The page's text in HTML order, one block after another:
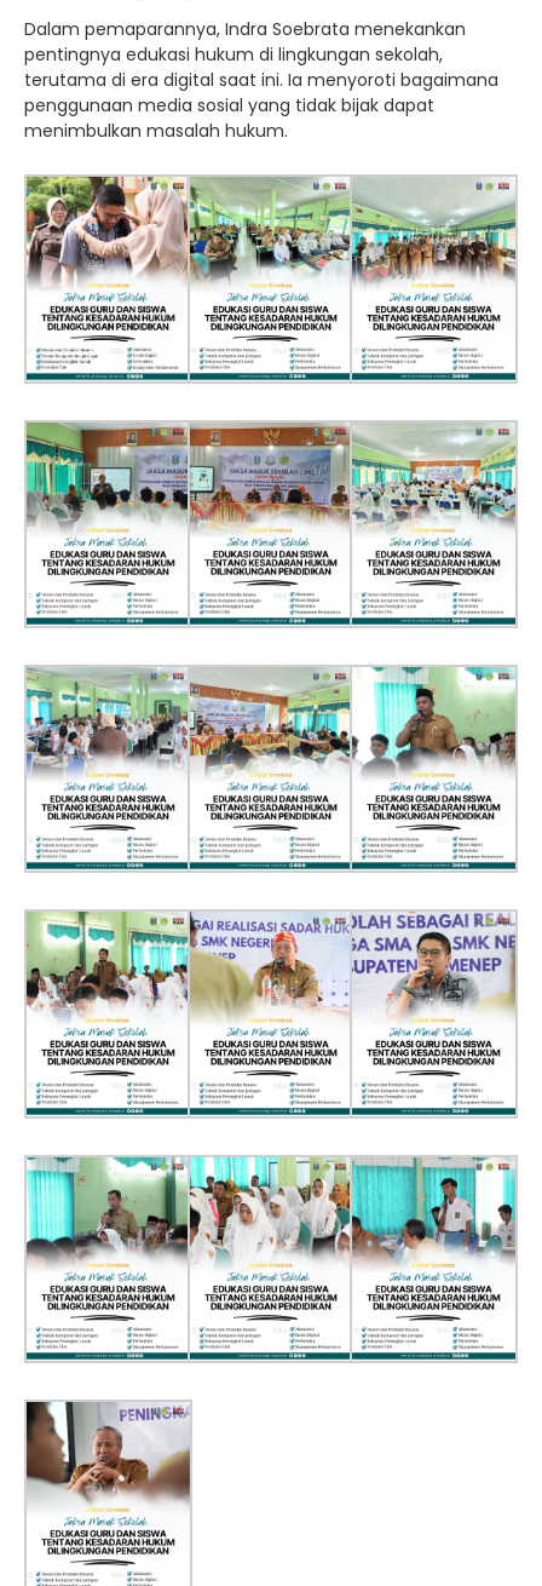
Dalam pemaparannya, Indra Soebrata menekankan
pentingnya edukasi hukum di lingkungan sekolah,
terutama di era digital saat ini. Ia menyoroti bagaimana
penggunaan media sosial yang tidak bijak dapat
menimbulkan masalah hukum.